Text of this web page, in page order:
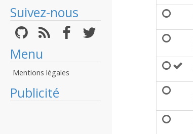
Suivez-nous
Menu
Mentions légales
Publicité